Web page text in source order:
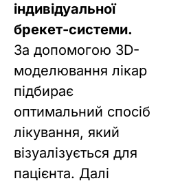
індивідуальної
брекет-системи.
За допомогою 3D-
моделювання лікар
підбирає
оптимальний спосіб
лікування, який
візуалізується для
пацієнта. Далі